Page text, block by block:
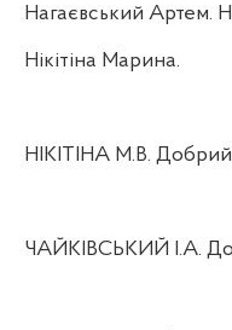
Нагаєвський Артем.
Нікітіна Марина.
НІКІТІНА М.В.
ЧАЙКІВСЬКИЙ І.А.